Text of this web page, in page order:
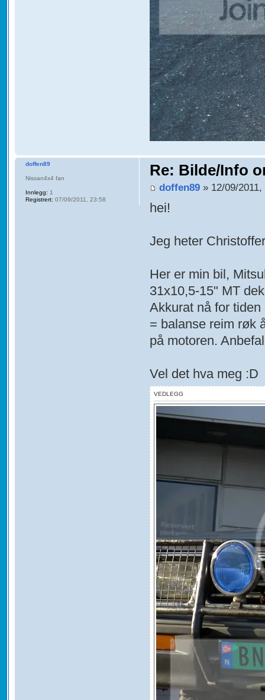
Re: Bilde/Info
doffen89 » 12/09/2011,
hei!
Jeg heter
Her er min bil,
31x10,5-15" MT
Akkurat nå for
= balanse reim røk
på motoren.
Vel det hva meg :D
VEDLEGG
doffen89
Nissan4x4 fan
Innlegg: 1
Registrert: 07/09/2011, 23:58